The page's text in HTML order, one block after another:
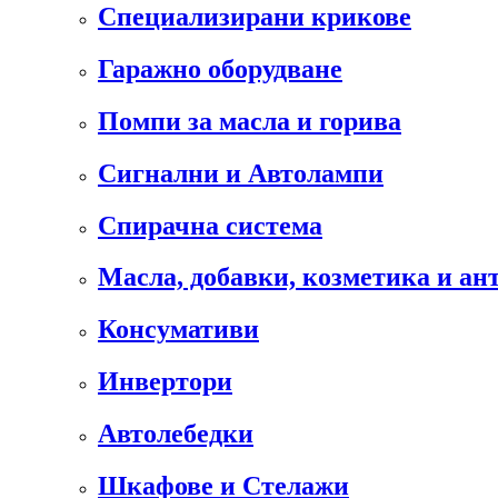
Специализирани крикове
Гаражно оборудване
Помпи за масла и горива
Сигнални и Автолампи
Спирачна система
Масла, добавки, козметика и
Консумативи
Инвертори
Автолебедки
Шкафове и Стелажи